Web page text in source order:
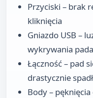
Przyciski – brak
kliknięcia
Gniazdo USB –
wykrywania pada
Łączność – pad
drastycznie spadł
Body –